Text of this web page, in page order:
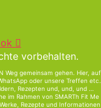
vorbehalten.
Weg gemeinsam gehen. Hier, auf
oder unsere Treffen etc.
Rezepten und, und, und …
im Rahmen von SMARTh Fit Me
Rezepte und Informationen